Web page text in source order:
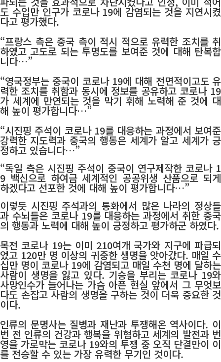
도 수입만 인구가 코로나 19에 감염되는 것을 지연시켰
다고 평가했다.
“프랑스 측은 중국 측이 적시 적으로 유력한 조치를 취
하였고 고도로 되는 투명도를 보여준 것에 대해 탄복합
니다…”
“영국정부는 중국이 코로나 19에 대해 전면적이고도 유
력한 조치를 취함과 동시에 정보를 공유하고 코로나 19
가 세계에 만연되는 것을 막기 휘해 노력해 준 것에 대
해 높이 평가합니다…”
“시진핑 주석이 코로나 19를 대응하는 과정에서 보여준
강력한 지도력과 중국의 행동은 세계가 알고 세계가 긍
정하고 있습니다…”
“독일 측은 시진핑 주석이 중국이 연구제작한 코로나 1
9 백신으로 하여금 세계적인 공공위생 산품으로 되게
하겠다고 선포한 것에 대해 높이 평가합니다…”
이렇듯 시진핑 주석과의 통화에서 많은 나라의 정상들
과 수뇌들은 코로나 19를 대응하는 과정에서 취한 중국
의 행동과 노력에 대해 높이 긍정하고 평가하군 하였다.
목전 코로나 19는 이미 210여개 국가와 지구에 파급되
었고 120만 명 이상의 귀중한 생명을 앗아갔다. 매일 수
십만 명이 코로나 19에 감염되고 매일 수천 명에 달하는
사람이 생명을 잃고 있다. 기승을 부리는 코로나 19와
사망인수가 늘어나는 가슴 아픈 현실 앞에서 그 무엇보
다도 손잡고 사람의 생명을 구하는 것이 더욱 중요한 것
이다.
인류의 문명사는 질병과 재난과 투쟁해온 역사이다. 이
번 전 인류의 건강과 행복을 위협하고 세계의 발전과 번
영을 가로막는 코로나 19와의 투쟁 중 오직 단결만이 이
를 전승할 수 있는 가장 유력한 무기인 것이다.